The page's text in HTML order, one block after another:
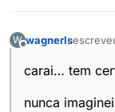
W wagnerls
última
carai… tem
nunca